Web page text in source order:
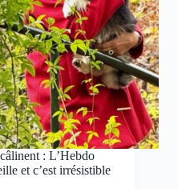
: L’Hebdo
et c’est irrésistible